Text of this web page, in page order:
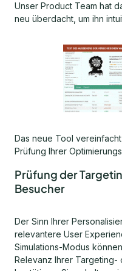
Unser Product Team hat
neu überdacht, um ihn
Das neue Tool
Prüfung Ihrer
Prüfung der
Besucher
Der Sinn Ihrer
relevantere User
Simulations-Modus
Relevanz Ihrer Targeting-